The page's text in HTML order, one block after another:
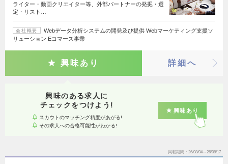
ライター・動画クリエイター等、外部パートナーの発掘・選
定・リスト…
会社概要
Webデータ分析システムの開発及び提供 Webマーケティング支援ソ
リューション Eコマース事業
興味あり 詳細へ
興味のある求人に
チェックをつけよう!
スカウトのマッチング精度があがる!
その求人への合格可能性がわかる!
興味あり
掲載期間 26/08/04～26/08/17